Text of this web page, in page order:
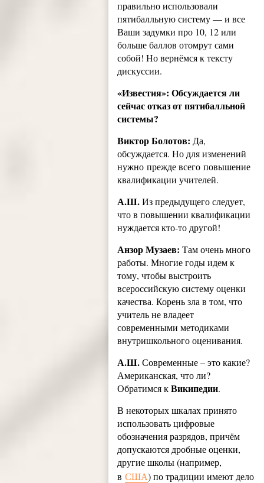
правильно использовали
пятибалльную систему — и все
Ваши задумки про 10, 12 или
больше баллов отомрут сами
собой! Но вернёмся к тексту
дискуссии.
«Известия»: Обсуждается ли
сейчас отказ от пятибалльной
системы?
Виктор Болотов:Да,
обсуждается. Но для изменений
нужно прежде всего повышение
квалификации учителей.
А.Ш.Из предыдущего следует,
что в повышении квалификации
нуждается кто-то другой!
Анзор Музаев:Там очень много
работы. Многие годы идем к
тому, чтобы выстроить
всероссийскую систему оценки
качества. Корень зла в том, что
учитель не владеет
современными методиками
внутришкольного оценивания.
А.Ш.Современные – это какие?
Американская, что ли?
Обратимся кВикипедии.
В некоторых шкалах принято
использовать цифровые
обозначения разрядов, причём
допускаются дробные оценки,
другие школы (например,
вСША) по традиции имеют дело